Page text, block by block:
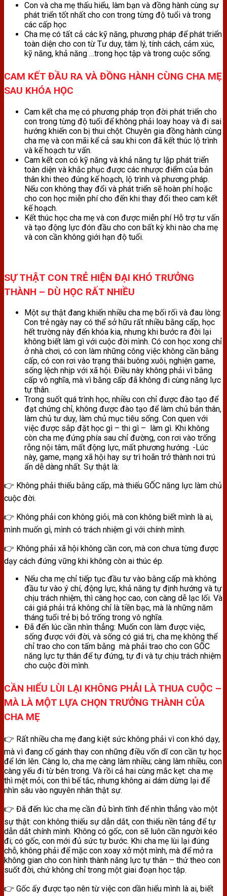
Con và cha mẹ thấu hiểu, làm bạn và đồng hành cùng sự
phát triển tốt nhất cho con trong từng độ tuổi và trong
các cấp học
Cha mẹ có tất cả các kỹ năng, phương pháp để phát triển
toàn diện cho con từ Tư duy, tâm lý, tính cách, cảm xúc,
kỹ năng, khả năng …trong học tập và trong cuộc sống.
CAM KẾT ĐẦU RA VÀ ĐỒNG HÀNH CÙNG CHA MẸ
SAU KHÓA HỌC
Cam kết cha mẹ có phương pháp trọn đời phát triển cho
con trong từng độ tuổi để không phải loay hoay và đi sai
hướng khiến con bị thui chột. Chuyên gia đồng hành cùng
cha mẹ và con mãi kể cả sau khi con đã kết thúc lộ trình
và kế hoạch tư vấn.
Cam kết con có kỹ năng và khả năng tự lập phát triển
toàn diện và khắc phục được các nhược điểm của bản
thân khi theo đúng kế hoạch, lộ trình và phương pháp.
Nếu con không thay đổi và phát triển sẽ hoàn phí hoặc
cho con học miễn phí cho đến khi thay đổi theo cam kết
kế hoạch.
Kết thúc học cha mẹ và con được miễn phí Hỗ trợ tư vấn
và tạo động lực đón đầu cho con bất kỳ khi nào cha mẹ
và con cần không giới hạn độ tuổi.
SỰ THẬT CON TRẺ HIỆN ĐẠI KHÓ TRƯỞNG
THÀNH – DÙ HỌC RẤT NHIỀU
Một sự thật đang khiến nhiều cha mẹ bối rối và đau lòng:
Con trẻ ngày nay có thể sở hữu rất nhiều bằng cấp, học
hết trường này đến khóa kia, nhưng khi bước ra đời lại
không biết làm gì với cuộc đời mình. Có con học xong chỉ
ở nhà chơi, có con làm những công việc không cần bằng
cấp, có con rơi vào trạng thái buông xuôi, nghiện game,
sống lệch nhịp với xã hội. Điều này không phải vì bằng
cấp vô nghĩa, mà vì bằng cấp đã không đi cùng năng lực
tự thân.
Trong suốt quá trình học, nhiều con chỉ được đào tạo để
đạt chứng chỉ, không được đào tạo để làm chủ bản thân,
làm chủ tư duy, làm chủ mục tiêu sống. Con quen với
việc được sắp đặt học gì – thi gì – làm gì. Khi không
còn cha mẹ đứng phía sau chỉ đường, con rơi vào trống
rỗng nội tâm, mất động lực, mất phương hướng. -Lúc
này, game, mạng xã hội hay sự trì hoãn trở thành nơi trú
ẩn dễ dàng nhất. Sự thật là:
👉 Không phải thiếu bằng cấp, mà thiếu GỐC năng lực làm chủ
cuộc đời.
👉 Không phải con không giỏi, mà con không biết mình là ai,
mình muốn gì, mình có trách nhiệm gì với chính mình.
👉 Không phải xã hội không cần con, mà con chưa từng được
dạy cách đứng vững khi không còn ai thúc ép.
Nếu cha mẹ chỉ tiếp tục đầu tư vào bằng cấp mà không
đầu tư vào ý chí, động lực, khả năng tự định hướng và tự
chịu trách nhiệm, thì càng học cao, con càng dễ lạc lối. Và
cái giá phải trả không chỉ là tiền bạc, mà là những năm
tháng tuổi trẻ bị bỏ trống trong vô nghĩa.
Đã đến lúc cần nhìn thẳng: Muốn con làm được việc,
sống được với đời, và sống có giá trị, cha mẹ không thể
chỉ trao cho con tấm bằng mà phải trao cho con GỐC
năng lực tự thân để tự đứng, tự đi và tự chịu trách nhiệm
cho cuộc đời mình.
CẦN HIỂU LÙI LẠI KHÔNG PHẢI LÀ THUA CUỘC –
MÀ LÀ MỘT LỰA CHỌN TRƯỞNG THÀNH CỦA
CHA MẸ
👉 Rất nhiều cha mẹ đang kiệt sức không phải vì con khó dạy,
mà vì đang cố gánh thay con những điều vốn dĩ con cần tự học
để lớn lên. Càng lo, cha mẹ càng làm nhiều; càng làm nhiều, con
càng yếu đi từ bên trong. Và rồi cả hai cùng mắc kẹt: cha mẹ
thì mệt mỏi, con thì bế tắc, nhưng không ai dám dừng lại để
nhìn sâu vào nguyên nhân thật sự.
👉 Đã đến lúc cha mẹ cần đủ bình tĩnh để nhìn thẳng vào một
sự thật: con không thiếu sự dẫn dắt, con thiếu nền tảng để tự
dẫn dắt chính mình. Không có gốc, con sẽ luôn cần người kéo
đi; có gốc, con mới đủ sức tự bước. Khi cha mẹ lùi lại đúng
chỗ, không phải để mặc con xoay xở một mình, mà để mở ra
không gian cho con hình thành năng lực tự thân – thứ theo con
suốt đời, chứ không chỉ trong một giai đoạn học tập.
👉 Gốc ấy được tạo nên từ việc con dần hiểu mình là ai, biết